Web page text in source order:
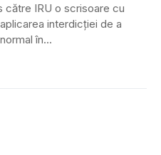
către IRU o scrisoare cu
interdicției de a
în...